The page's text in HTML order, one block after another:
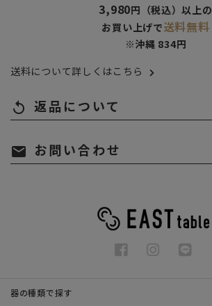
3,980円（税込）以上の
お買い上げで送料無料
※沖縄 834円
送料について詳しくはこちら
replay 返品について
mail お問い合わせ
器の種類で探す